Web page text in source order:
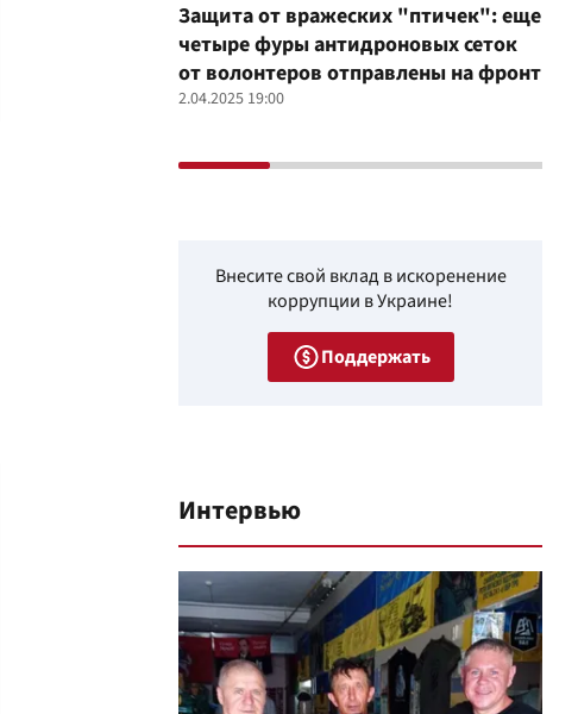
Защита от вражеских "птичек": еще
четыре фуры антидроновых сеток
от волонтеров отправлены на фронт
2.04.2025 19:00
Внесите свой вклад в искоренение
коррупции в Украине!
Поддержать
Интервью